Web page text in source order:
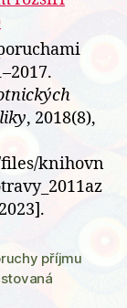
, 2018(8),
knihovn
příjmu